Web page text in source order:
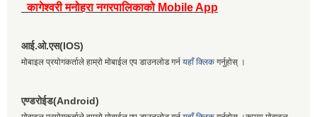
कागेश्वरी मनोहरा नगरपालिकाको Mobile App
आई.ओ.एस(IOS)
मोबाइल प्रयोगकर्ताले हाम्रो मोबाईल एप डाउनलोड गर्न यहाँ क्लिक गर्नुहोस् ।
एण्डरोईड(Android)